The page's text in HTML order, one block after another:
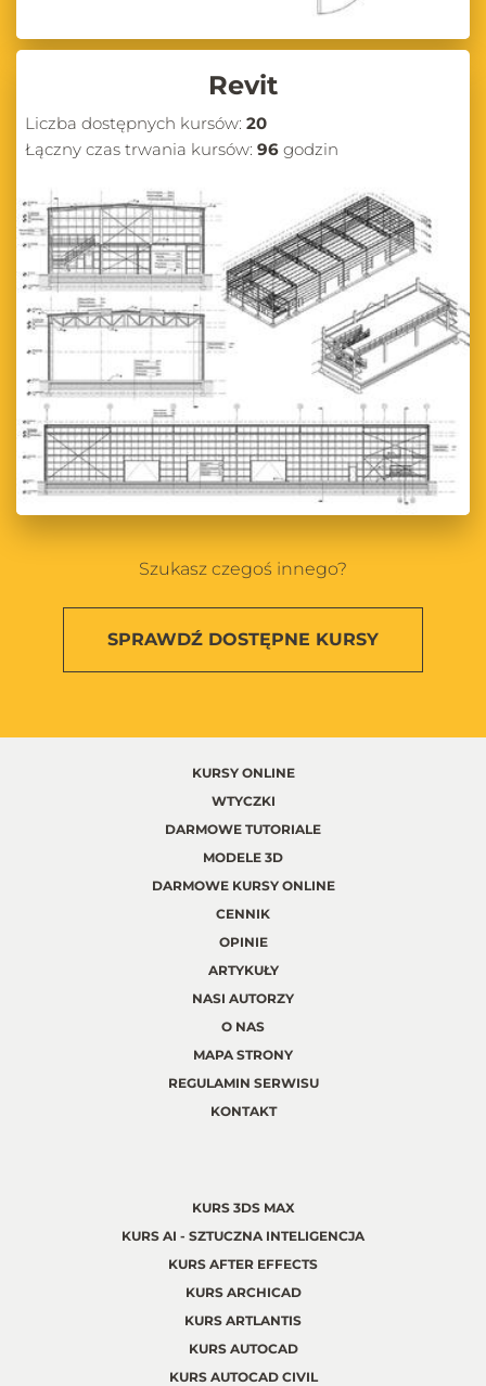
Revit
Liczba dostępnych kursów: 20
Łączny czas trwania kursów: 96 godzin
Szukasz czegoś innego?
SPRAWDŹ DOSTĘPNE KURSY
KURSY ONLINE
WTYCZKI
DARMOWE TUTORIALE
MODELE 3D
DARMOWE KURSY ONLINE
CENNIK
OPINIE
ARTYKUŁY
NASI AUTORZY
O NAS
MAPA STRONY
REGULAMIN SERWISU
KONTAKT
KURS 3DS MAX
KURS AI - SZTUCZNA INTELIGENCJA
KURS AFTER EFFECTS
KURS ARCHICAD
KURS ARTLANTIS
KURS AUTOCAD
KURS AUTOCAD CIVIL